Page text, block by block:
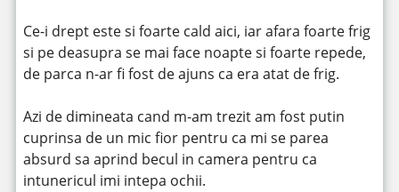
Ce-i drept este si foarte cald aici, iar afara foarte frig
si pe deasupra se mai face noapte si foarte repede,
de parca n-ar fi fost de ajuns ca era atat de frig.
Azi de dimineata cand m-am trezit am fost putin
cuprinsa de un mic fior pentru ca mi se parea
absurd sa aprind becul in camera pentru ca
intunericul imi intepa ochii.